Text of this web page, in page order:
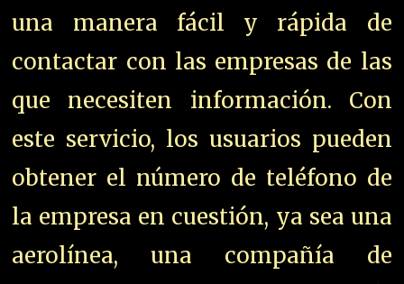
una manera fácil y rápida de
contactar con las empresas de las
que necesiten información. Con
este servicio, los usuarios pueden
obtener el número de teléfono de
la empresa en cuestión, ya sea una
aerolínea, una compañía de